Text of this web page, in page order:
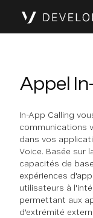
Appel
In-App Calling
communications
dans vos
Voice. Basée sur
capacités de
expériences
utilisateurs à
permettant aux
d'extrémité